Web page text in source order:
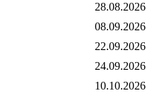
28.08.2026
08.09.2026
22.09.2026
24.09.2026
10.10.2026